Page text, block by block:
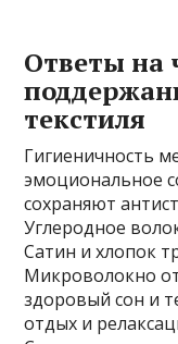
Ответы на
текстиля
Гигиеничность
эмоциональное
сохраняют
Углеродное
Сатин и хлопок
Микроволокно
здоровый сон и
отдых и